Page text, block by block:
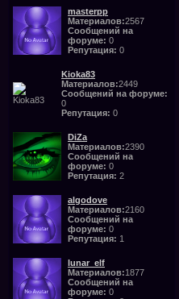
masterpp
Материалов:2567
Сообщений на
форуме: 0
Репутация: 0
Kioka83
Материалов:2449
Сообщений на форуме:
0
Репутация: 0
DiZa
Материалов:2390
Сообщений на
форуме: 0
Репутация: 2
algodove
Материалов:2160
Сообщений на
форуме: 0
Репутация: 1
lunar_elf
Материалов:1877
Сообщений на
форуме: 0